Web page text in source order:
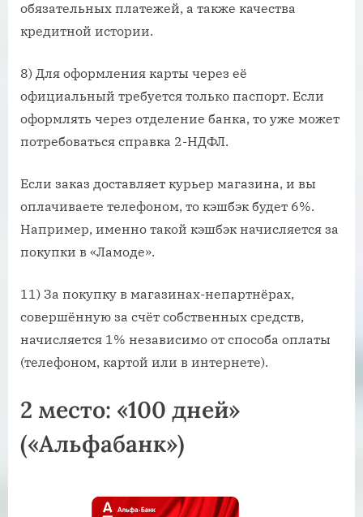
обязательных платежей, а также качества
кредитной истории.
8) Для оформления карты через её
официальный требуется только паспорт. Если
оформлять через отделение банка, то уже может
потребоваться справка 2-НДФЛ.
Если заказ доставляет курьер магазина, и вы
оплачиваете телефоном, то кэшбэк будет 6%.
Например, именно такой кэшбэк начисляется за
покупки в «Ламоде».
11) За покупку в магазинах-непартнёрах,
совершённую за счёт собственных средств,
начисляется 1% независимо от способа оплаты
(телефоном, картой или в интернете).
2 место: «100 дней»
(«Альфабанк»)